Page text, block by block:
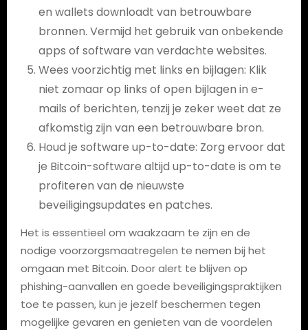
en wallets downloadt van betrouwbare
bronnen. Vermijd het gebruik van onbekende
apps of software van verdachte websites.
Wees voorzichtig met links en bijlagen: Klik
niet zomaar op links of open bijlagen in e-
mails of berichten, tenzij je zeker weet dat ze
afkomstig zijn van een betrouwbare bron.
Houd je software up-to-date: Zorg ervoor dat
je Bitcoin-software altijd up-to-date is om te
profiteren van de nieuwste
beveiligingsupdates en patches.
Het is essentieel om waakzaam te zijn en de
nodige voorzorgsmaatregelen te nemen bij het
omgaan met Bitcoin. Door alert te blijven op
phishing-aanvallen en goede beveiligingspraktijken
toe te passen, kun je jezelf beschermen tegen
mogelijke gevaren en genieten van de voordelen